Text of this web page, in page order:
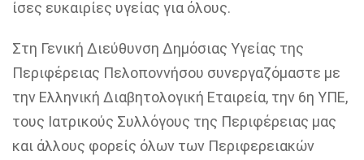
ίσες ευκαιρίες υγείας για όλους.
Στη Γενική Διεύθυνση Δηµόσιας Υγείας της
Περιφέρειας Πελοποννήσου συνεργαζόµαστε µε
την Ελληνική Διαβητολογική Εταιρεία, την 6η ΥΠΕ,
τους Ιατρικούς Συλλόγους της Περιφέρειας µας
και άλλους φορείς όλων των Περιφερειακών